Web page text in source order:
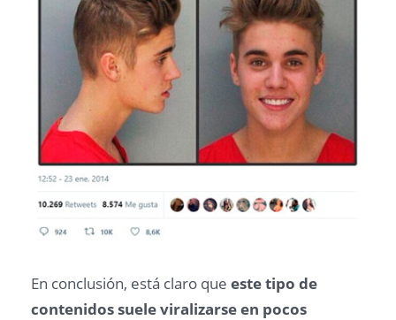
En conclusión, está claro que este tipo de
contenidos suele viralizarse en pocos